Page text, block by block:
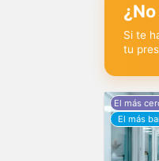
Si te
tu